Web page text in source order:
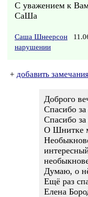
С уважением к
СаШа
Саша Шнеерсон
нарушении
+ добавить
Доброго
Спасибо
Спасибо
О Шнитке
Думаю, о
Ещё раз
Елена